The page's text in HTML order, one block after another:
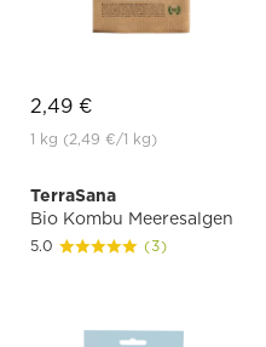
2,49 €
1 kg (2,49 €/1 kg)
TerraSana
Bio Kombu Meeresalgen
5.0 (3)